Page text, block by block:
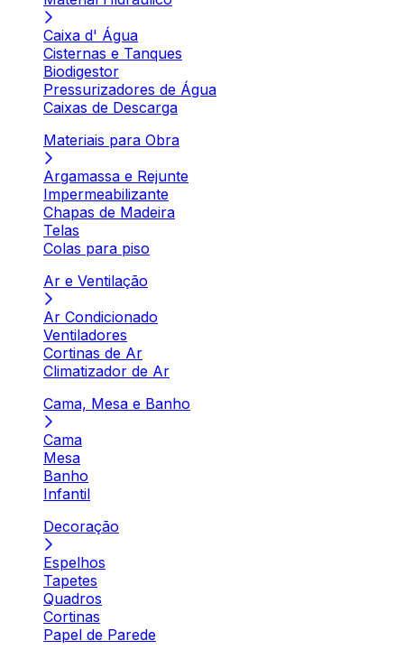
Caixa d' Água
Cisternas e Tanques
Biodigestor
Pressurizadores de Água
Caixas de Descarga
Materiais para Obra
Argamassa e Rejunte
Impermeabilizante
Chapas de Madeira
Telas
Colas para piso
Ar e Ventilação
Ar Condicionado
Ventiladores
Cortinas de Ar
Climatizador de Ar
Cama, Mesa e Banho
Cama
Mesa
Banho
Infantil
Decoração
Espelhos
Tapetes
Quadros
Cortinas
Papel de Parede